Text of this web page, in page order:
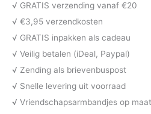
√ GRATIS verzending vanaf €20
√ €3,95 verzendkosten
√ GRATIS inpakken als cadeau
√ Veilig betalen (iDeal, Paypal)
√ Zending als brievenbuspost
√ Snelle levering uit voorraad
√ Vriendschapsarmbandjes op maat